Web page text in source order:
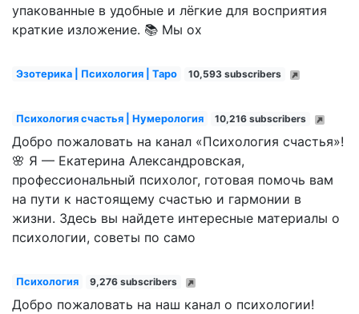
упакованные в удобные и лёгкие для восприятия
краткие изложение. 📚 Мы ох
Эзотерика | Психология | Таро 10,593 subscribers
Психология счастья | Нумерология 10,216 subscribers
Добро пожаловать на канал «Психология счастья»!
🌸 Я — Екатерина Александровская,
профессиональный психолог, готовая помочь вам
на пути к настоящему счастью и гармонии в
жизни. Здесь вы найдете интересные материалы о
психологии, советы по само
Психология 9,276 subscribers
Добро пожаловать на наш канал о психологии!